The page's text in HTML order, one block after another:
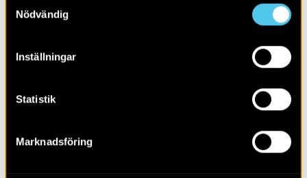
Nödvändig
Inställningar
Statistik
Marknadsföring